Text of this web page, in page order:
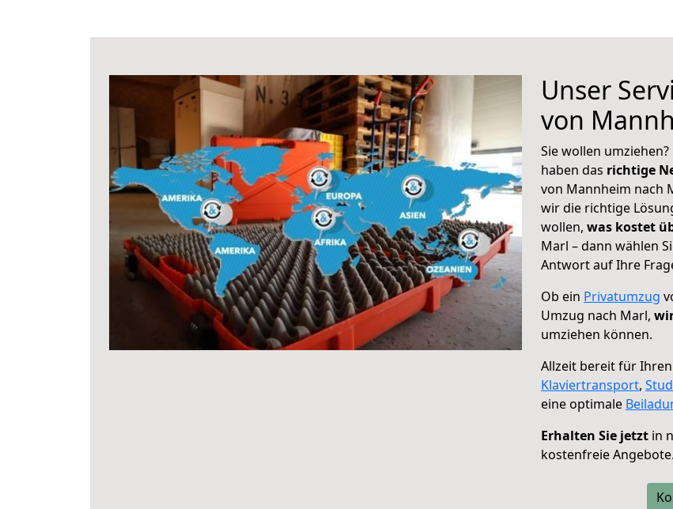
Unser
von
Sie wollen
haben das richtige
von Mannheim nach
wir die richtige
wollen, was kostet
Marl – dann wählen
Antwort auf Ihre
Ob ein Privatumzug
Umzug nach Marl,
umziehen können.
Allzeit bereit für Ihren
Klaviertransport,
eine optimale
Erhalten Sie jetzt in
kostenfreie Angebote.